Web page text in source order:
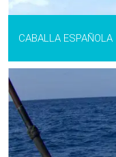
CABALLA ESPAÑOLA